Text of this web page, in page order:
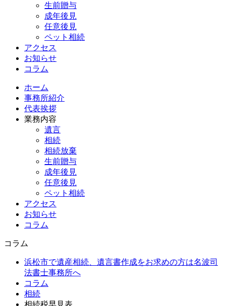
生前贈与
成年後見
任意後見
ペット相続
アクセス
お知らせ
コラム
ホーム
事務所紹介
代表挨拶
業務内容
遺言
相続
相続放棄
生前贈与
成年後見
任意後見
ペット相続
アクセス
お知らせ
コラム
コラム
浜松市で遺産相続、遺言書作成をお求めの方は名波司
法書士事務所へ
コラム
相続
相続税早見表